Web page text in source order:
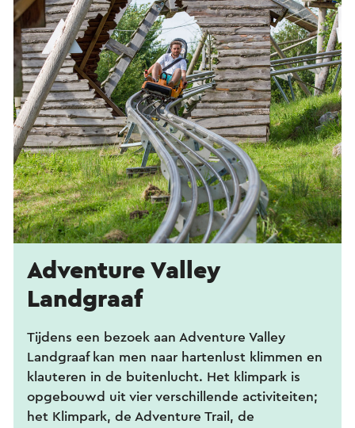
Adventure Valley
Landgraaf
Tijdens een bezoek aan Adventure Valley
Landgraaf kan men naar hartenlust klimmen en
klauteren in de buitenlucht. Het klimpark is
opgebouwd uit vier verschillende activiteiten;
het Klimpark, de Adventure Trail, de